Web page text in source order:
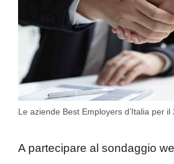
Le aziende Best Employers d’Italia per
A partecipare al sondaggio